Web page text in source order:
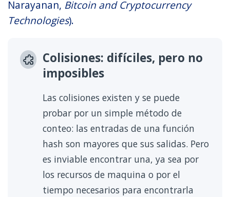
Narayanan, Bitcoin and Cryptocurrency
Technologies).
Colisiones: difíciles, pero no
imposibles
Las colisiones existen y se puede
probar por un simple método de
conteo: las entradas de una función
hash son mayores que sus salidas. Pero
es inviable encontrar una, ya sea por
los recursos de maquina o por el
tiempo necesarios para encontrarla